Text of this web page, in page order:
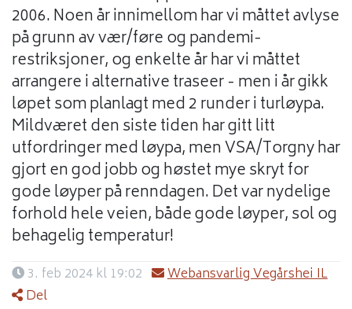
2006. Noen år innimellom har vi måttet avlyse
på grunn av vær/føre og pandemi-
restriksjoner, og enkelte år har vi måttet
arrangere i alternative traseer - men i år gikk
løpet som planlagt med 2 runder i turløypa.
Mildværet den siste tiden har gitt litt
utfordringer med løypa, men VSA/Torgny har
gjort en god jobb og høstet mye skryt for
gode løyper på renndagen. Det var nydelige
forhold hele veien, både gode løyper, sol og
behagelig temperatur!
3. feb 2024 kl 19:02
Webansvarlig Vegårshei IL
Del